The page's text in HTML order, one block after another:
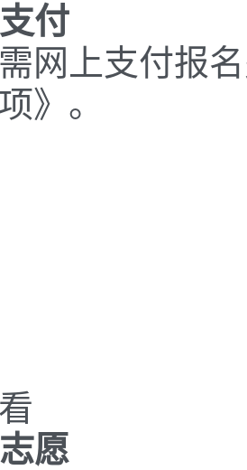
付
网上支付报
》。
愿